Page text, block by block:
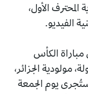
الأول،
الفيديو.
مباراة الكأس
مولودية الجزائر،
ستُجرى يوم الجمعة